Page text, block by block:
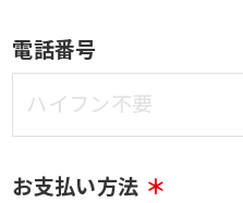
電話番号
お支払い方法